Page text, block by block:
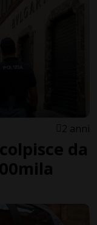
2 anni
da